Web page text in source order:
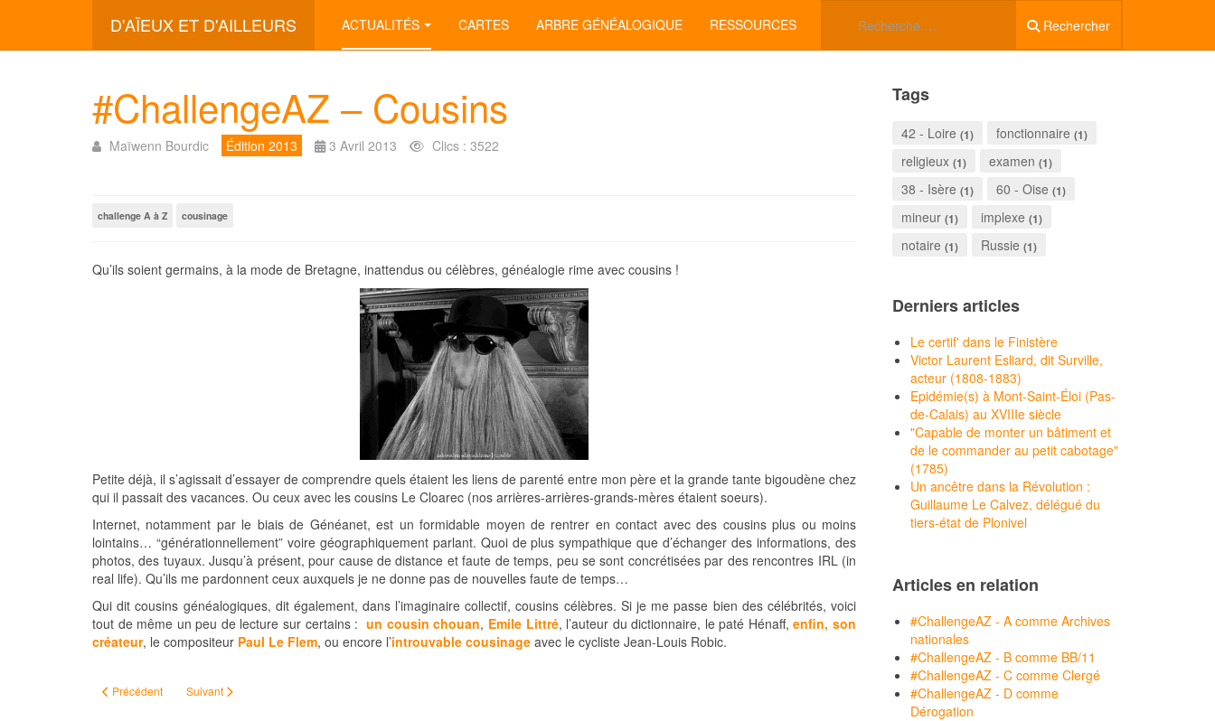
D'AÏEUX ET D'AILLEURS Rechercher
ACTUALITÉS CARTES ARBRE GÉNÉALOGIQUE RESSOURCES
#ChallengeAZ – Cousins
Maïwenn Bourdic Édition 2013 3 Avril 2013 Clics : 3522
challenge A à Z cousinage
Qu’ils soient germains, à la mode de Bretagne, inattendus ou célèbres, généalogie rime avec cousins !
Petite déjà, il s’agissait d’essayer de comprendre quels étaient les liens de parenté entre mon père et la grande tante bigoudène chez
qui il passait des vacances. Ou ceux avec les cousins Le Cloarec (nos arrières-arrières-grands-mères étaient soeurs).
Internet, notamment par le biais de Généanet, est un formidable moyen de rentrer en contact avec des cousins plus ou moins
lointains… “générationnellement” voire géographiquement parlant. Quoi de plus sympathique que d’échanger des informations, des
photos, des tuyaux. Jusqu’à présent, pour cause de distance et faute de temps, peu se sont concrétisées par des rencontres IRL (in
real life). Qu’ils me pardonnent ceux auxquels je ne donne pas de nouvelles faute de temps…
Qui dit cousins généalogiques, dit également, dans l’imaginaire collectif, cousins célèbres. Si je me passe bien des célébrités, voici
tout de même un peu de lecture sur certains :un cousin chouan, Emile Littré, l’auteur du dictionnaire, le paté Hénaff,enfin, son
créateur, le compositeur Paul Le Flem, ou encore l’introuvable cousinage avec le cycliste Jean-Louis Robic.
Article précédent : #ChallengeAZ – Bretagne
Précédent Article suivant : #ChallengeAZ – Délibérations municipales
Suivant
Tags
42 - Loire (1) fonctionnaire (1)
religieux (1) examen (1)
38 - Isère (1) 60 - Oise (1)
mineur (1) implexe (1)
notaire (1) Russie (1)
Derniers articles
Le certif' dans le Finistère
Victor Laurent Esliard, dit Surville,
acteur (1808-1883)
Epidémie(s) à Mont-Saint-Éloi (Pas-
de-Calais) au XVIIIe siècle
"Capable de monter un bâtiment et
de le commander au petit cabotage"
(1785)
Un ancêtre dans la Révolution :
Guillaume Le Calvez, délégué du
tiers-état de Plonivel
Articles en relation
#ChallengeAZ - A comme Archives
nationales
#ChallengeAZ - B comme BB/11
#ChallengeAZ - C comme Clergé
#ChallengeAZ - D comme
Dérogation